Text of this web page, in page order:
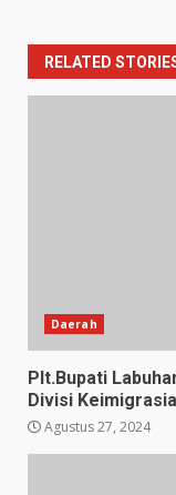
RELATED
Daerah
Plt.Bupati
Divisi
Agustus 27, 2024